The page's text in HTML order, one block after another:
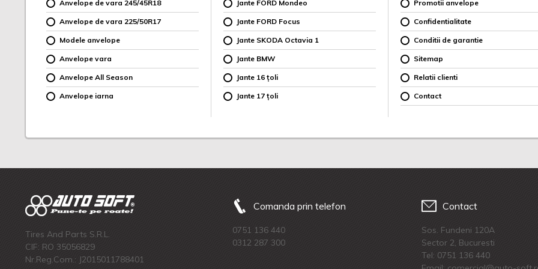
Anvelope de vara 245/45R18
Anvelope de vara 225/50R17
Modele anvelope
Anvelope vara
Anvelope All Season
Anvelope iarna
Jante FORD Mondeo
Jante FORD Focus
Jante SKODA Octavia 1
Jante BMW
Jante 16 țoli
Jante 17 țoli
Promotii anvelope
Confidentialitate
Conditii de garantie
Sitemap
Relatii clienti
Contact
Tires And Parts S.R.L.
CIF: RO 35056829
Nr.Reg.Com.: J2015011788401
Comanda prin telefon
0751 136 440
0312 287 300
Contact
Sos. Fundeni 120A
Sector 2, Bucuresti
Tel: 0751 136 440